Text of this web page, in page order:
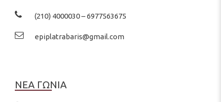
(210) 4000030 – 6977563675
epiplatrabaris@gmail.com
ΝΕΑ ΓΩΝΙΑ